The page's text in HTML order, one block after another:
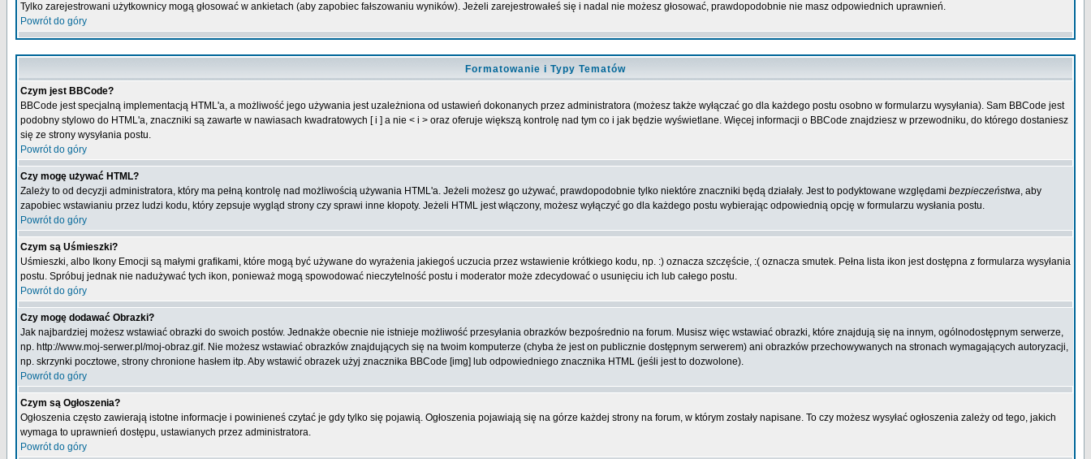
Tylko zarejestrowani użytkownicy mogą głosować w ankietach (aby zapobiec fałszowaniu wyników). Jeżeli zarejestrowałeś się i nadal nie możesz głosować, prawdopodobnie nie masz odpowiednich uprawnień.
Powrót do góry
Formatowanie i Typy Tematów
Czym jest BBCode?
BBCode jest specjalną implementacją HTML'a, a możliwość jego używania jest uzależniona od ustawień dokonanych przez administratora (możesz także wyłączać go dla każdego postu osobno w formularzu wysyłania). Sam BBCode jest
podobny stylowo do HTML'a, znaczniki są zawarte w nawiasach kwadratowych [ i ] a nie < i > oraz oferuje większą kontrolę nad tym co i jak będzie wyświetlane. Więcej informacji o BBCode znajdziesz w przewodniku, do którego dostaniesz
się ze strony wysyłania postu.
Powrót do góry
Czy mogę używać HTML?
Zależy to od decyzji administratora, który ma pełną kontrolę nad możliwością używania HTML'a. Jeżeli możesz go używać, prawdopodobnie tylko niektóre znaczniki będą działały. Jest to podyktowane względami bezpieczeństwa, aby
zapobiec wstawianiu przez ludzi kodu, który zepsuje wygląd strony czy sprawi inne kłopoty. Jeżeli HTML jest włączony, możesz wyłączyć go dla każdego postu wybierając odpowiednią opcję w formularzu wysłania postu.
Powrót do góry
Czym są Uśmieszki?
Uśmieszki, albo Ikony Emocji są małymi grafikami, które mogą być używane do wyrażenia jakiegoś uczucia przez wstawienie krótkiego kodu, np. :) oznacza szczęście, :( oznacza smutek. Pełna lista ikon jest dostępna z formularza wysyłania
postu. Spróbuj jednak nie nadużywać tych ikon, ponieważ mogą spowodować nieczytelność postu i moderator może zdecydować o usunięciu ich lub całego postu.
Powrót do góry
Czy mogę dodawać Obrazki?
Jak najbardziej możesz wstawiać obrazki do swoich postów. Jednakże obecnie nie istnieje możliwość przesyłania obrazków bezpośrednio na forum. Musisz więc wstawiać obrazki, które znajdują się na innym, ogólnodostępnym serwerze,
np. http://www.moj-serwer.pl/moj-obraz.gif. Nie możesz wstawiać obrazków znajdujących się na twoim komputerze (chyba że jest on publicznie dostępnym serwerem) ani obrazków przechowywanych na stronach wymagających autoryzacji,
np. skrzynki pocztowe, strony chronione hasłem itp. Aby wstawić obrazek użyj znacznika BBCode [img] lub odpowiedniego znacznika HTML (jeśli jest to dozwolone).
Powrót do góry
Czym są Ogłoszenia?
Ogłoszenia często zawierają istotne informacje i powinieneś czytać je gdy tylko się pojawią. Ogłoszenia pojawiają się na górze każdej strony na forum, w którym zostały napisane. To czy możesz wysyłać ogłoszenia zależy od tego, jakich
wymaga to uprawnień dostępu, ustawianych przez administratora.
Powrót do góry